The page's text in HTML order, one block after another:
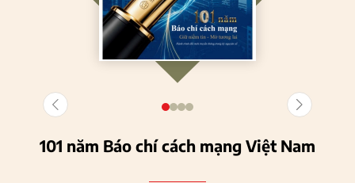
101 năm Báo chí cách mạng Việt Nam